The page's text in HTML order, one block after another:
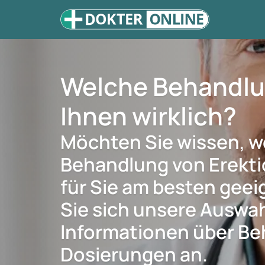
Welche
Ihnen wirklich?
Möchten Sie wissen,
Behandlung von
für Sie am besten
Sie sich unsere
Informationen über
Dosierungen an.